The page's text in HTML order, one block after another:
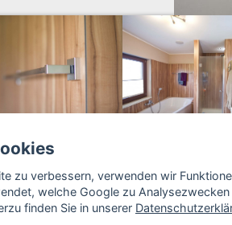
zu verbessern, verwenden wir
welche Google zu
finden Sie in unserer